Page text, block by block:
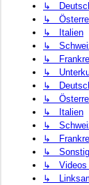
↳
↳
↳ Italien
↳
↳
↳
↳
↳
↳ Italien
↳
↳
↳
↳ Videos
↳